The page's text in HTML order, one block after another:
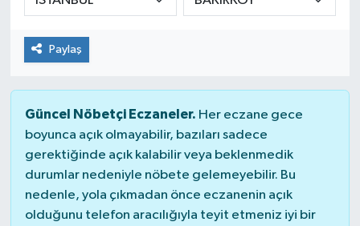
Paylaş
Güncel Nöbetçi Eczaneler. Her eczane gece
boyunca açık olmayabilir, bazıları sadece
gerektiğinde açık kalabilir veya beklenmedik
durumlar nedeniyle nöbete gelemeyebilir. Bu
nedenle, yola çıkmadan önce eczanenin açık
olduğunu telefon aracılığıyla teyit etmeniz iyi bir